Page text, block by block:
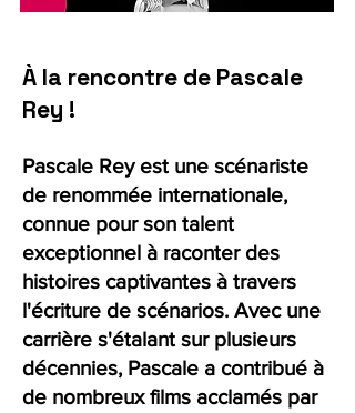
À la rencontre de Pascale
Rey !
Pascale Rey est une scénariste
de renommée internationale,
connue pour son talent
exceptionnel à raconter des
histoires captivantes à travers
l'écriture de scénarios. Avec une
carrière s'étalant sur plusieurs
décennies, Pascale a contribué à
de nombreux films acclamés par